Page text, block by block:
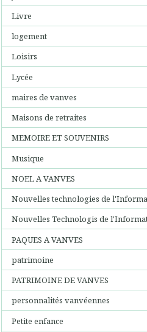
Livre
logement
Loisirs
Lycée
maires de vanves
Maisons de retraites
MEMOIRE ET SOUVENIRS
Musique
NOEL A VANVES
Nouvelles technologies de
Nouvelles Technologis de
PAQUES A VANVES
patrimoine
PATRIMOINE DE VANVES
personnalités vanvéennes
Petite enfance